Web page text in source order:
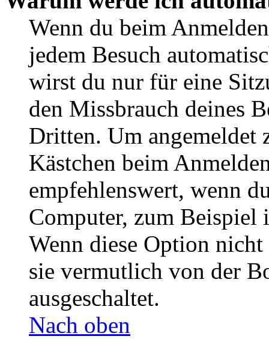
Wenn du beim
jedem Besuch
wirst du nur für eine
den Missbrauch deines
Dritten. Um angemeldet
Kästchen beim
empfehlenswert, wenn
Computer, zum Beispiel
Wenn diese Option
sie vermutlich von der
ausgeschaltet.
Nach oben